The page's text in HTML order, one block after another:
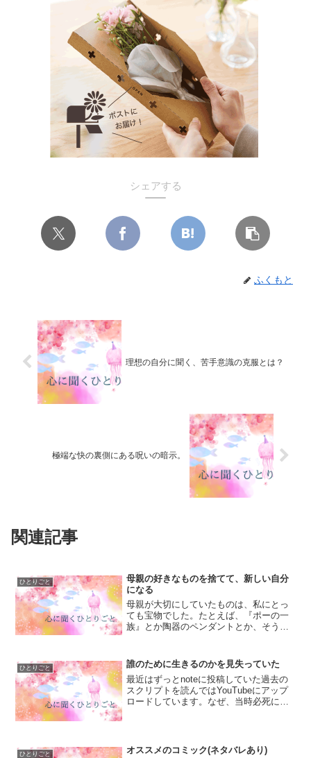
シェアする
ふくもと
理想の自分に聞く、苦手意識の克服とは？
極端な快の裏側にある呪いの暗示。
関連記事
ひとりごと
母親の好きなものを捨てて、新しい自分
になる
母親が大切にしていたものは、私にとっ
ても宝物でした。たとえば、『ポーの一
族』とか陶器のペンダントとか、そうい
ていたのですが、家族で大台ケ原へ登山
に行った時に落としてしま...
ひとりごと
誰のために生きるのかを見失っていた
最近はずっとnoteに投稿していた過去の
スクリプトを読んではYouTubeにアップ
ロードしています。なぜ、当時必死にな
４年経った今の...
ひとりごと
オススメのコミック(ネタバレあり)